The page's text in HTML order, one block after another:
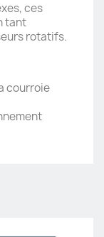
ces
tant
rotatifs.
courroie